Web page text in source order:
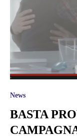
News
BASTA